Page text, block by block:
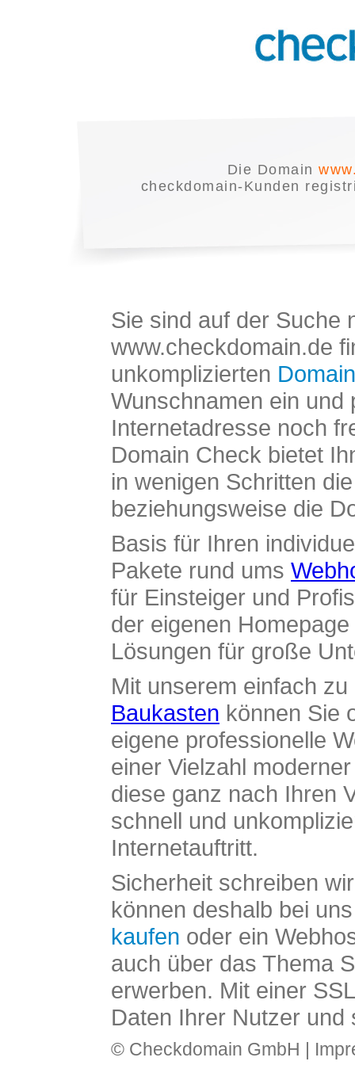
Die Domain
checkdomain-Kunden
Sie sind auf der Suche
www.checkdomain.de
unkomplizierten
Wunschnamen ein und
Internetadresse noch
Domain Check bietet
in wenigen Schritten
beziehungsweise die
Basis für Ihren
Pakete rund ums
für Einsteiger und
der eigenen
Lösungen für große
Mit unserem einfach
Baukasten können Sie
eigene professionelle
einer Vielzahl
diese ganz nach Ihren
schnell und
Internetauftritt.
Sicherheit schreiben
können deshalb bei
kaufen oder ein
auch über das Thema
erwerben. Mit einer
Daten Ihrer Nutzer und
© Checkdomain GmbH |